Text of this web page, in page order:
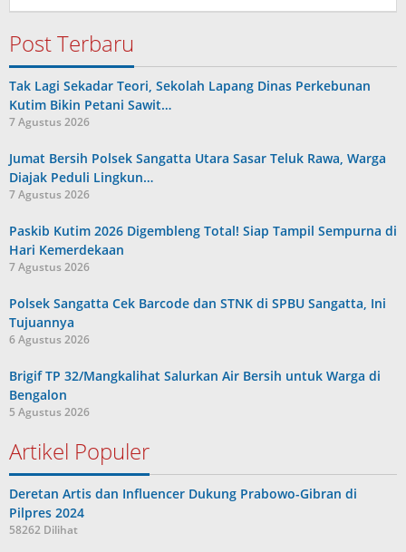
Post Terbaru
Tak Lagi Sekadar Teori, Sekolah Lapang Dinas Perkebunan
Kutim Bikin Petani Sawit…
7 Agustus 2026
Jumat Bersih Polsek Sangatta Utara Sasar Teluk Rawa, Warga
Diajak Peduli Lingkun…
7 Agustus 2026
Paskib Kutim 2026 Digembleng Total! Siap Tampil Sempurna di
Hari Kemerdekaan
7 Agustus 2026
Polsek Sangatta Cek Barcode dan STNK di SPBU Sangatta, Ini
Tujuannya
6 Agustus 2026
Brigif TP 32/Mangkalihat Salurkan Air Bersih untuk Warga di
Bengalon
5 Agustus 2026
Artikel Populer
Deretan Artis dan Influencer Dukung Prabowo-Gibran di
Pilpres 2024
58262 Dilihat